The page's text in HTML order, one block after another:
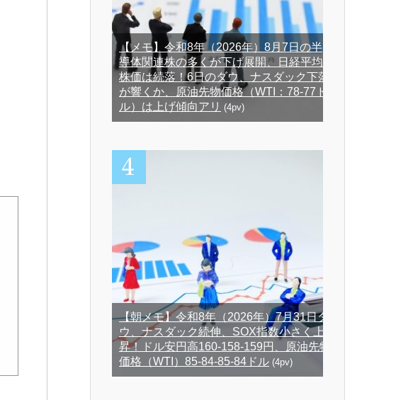
【メモ】令和8年（2026年）8月7日の半
導体関連株の多くが下げ展開、日経平均
株価は続落！6日のダウ、ナスダック下落
が響くか、原油先物価格（WTI：78-77ド
ル）は上げ傾向アリ (4pv)
【朝メモ】令和8年（2026年）7月31日ダ
ウ、ナスダック続伸、SOX指数小さく上
昇！ドル安円高160-158-159円、原油先物
価格（WTI）85-84-85-84ドル (4pv)